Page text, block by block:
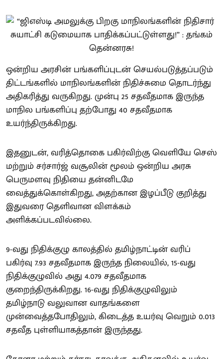
ஒன்றிய அரசின் பங்களிப்புடன் செயல்படுத்தப்படும்
திட்டங்களில் மாநிலங்களின் நிதிச்சுமை தொடர்ந்து
அதிகரித்து வருகிறது. முன்பு 25 சதவீதமாக இருந்த
மாநில பங்களிப்பு தற்போது 40 சதவீதமாக
உயர்ந்திருக்கிறது.
இதனுடன், வரித்தொகை பகிர்விற்கு வெளியே செஸ்
மற்றும் சர்சார்ஜ் வசூலின் மூலம் ஒன்றிய அரசு
பெருமளவு நிதியை தன்னிடமே
வைத்துக்கொள்கிறது, அதற்கான இழப்பீடு குறித்து
இதுவரை தெளிவான விளக்கம்
அளிக்கப்படவில்லை.
9-வது நிதிக்குழு காலத்தில் தமிழ்நாட்டின் வரிப்
பகிர்வு 7.93 சதவீதமாக இருந்த நிலையில், 15-வது
நிதிக்குழுவில் அது 4.079 சதவீதமாக
குறைந்திருக்கிறது. 16-வது நிதிக்குழுவிலும்
தமிழ்நாடு வலுவான வாதங்களை
முன்வைத்தபோதிலும், கிடைத்த உயர்வு வெறும் 0.013
சதவீத புள்ளியாகத்தான் இருந்தது.